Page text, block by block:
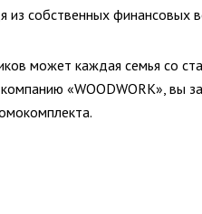
собственных финансовых
может каждая семья со
«WOODWORK», вы